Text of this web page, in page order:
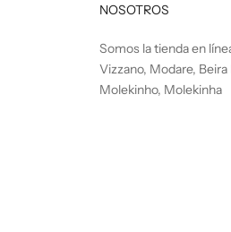
NOSOTROS
Somos la tienda en
Vizzano, Modare,
Molekinho, Molekinha